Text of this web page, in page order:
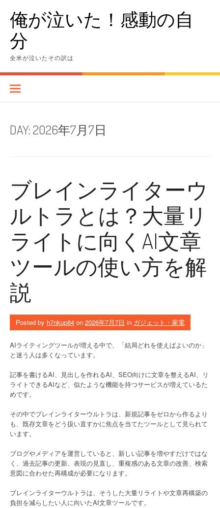
content俺が泣いた！感動の自
分
全米が泣いたその訳は
DAY:2026年7月7日
ブレインライターウ
ルトラとは？大量リ
ライトに向くAI文章
ツールの使い方を解
説
Posted by h7nkup84 on 2026年7月7日 in ガジェット・家電
AIライティングツールが増える中で、「結局どれを使えばよいのか」
と迷う人は多くなっています。
記事を書けるAI、見出しを作れるAI、SEO向けに文章を整えるAI、リ
ライトできるAIなど、似たような機能を持つサービスが増えているた
めです。
その中でブレインライターウルトラは、新規記事をゼロから作るより
も、既存文章をどう扱い直すかに焦点を当てたツールとして見られて
います。
ブログやメディアを運営していると、新しい記事を増やすだけではな
く、過去記事の更新、表現の見直し、重複感のある文章の改善、検索
意図に合わせた再構成が必要になります。
ブレインライターウルトラは、そうした大量リライトや文章再構築の
負担を減らしたい人に向いたAI文章ツールです。